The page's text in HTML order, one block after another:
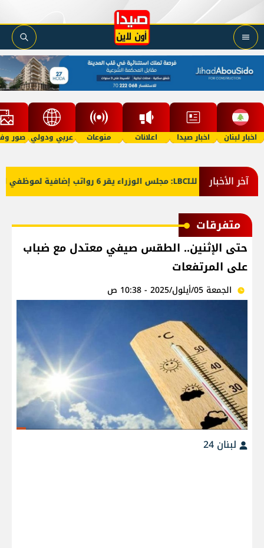
اخبار لبنان اخبار صيدا اعلانات منوعات عربي ودولي صور
آخر الأخبار
معلومات للـLBCI: مجلس الوزراء يقر 6 رواتب إضافية لموظفي القطاع العام وصرف الفروقات بأثر رجعي منذ آذار
متفرقات
حتى الإثنين.. الطقس صيفي معتدل مع ضباب
على المرتفعات
الجمعة 05/أيلول/2025 - 10:38 ص
لبنان 24